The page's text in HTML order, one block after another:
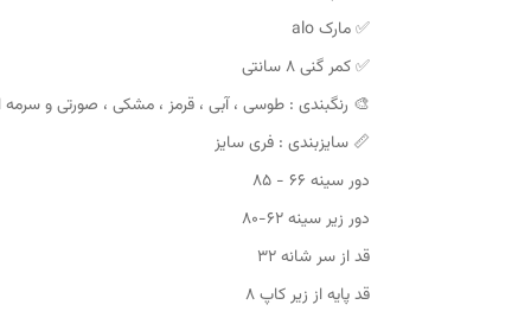
✅ مارک alo
✅ کمر گنی ۸ سانتی
🎨 رنگبندی : طوسی ، آبی ، قرمز ، مشکی ، صورتی و سرمه
📏 سایزبندی : فری سایز
دور سینه ۶۶ - ۸۵
دور زیر سینه ۶۲-۸۰
قد از سر شانه ۳۲
قد پایه از زیر کاپ ۸